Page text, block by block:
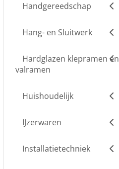
Handgereedschap
Hang- en Sluitwerk
Hardglazen klepramen en
valramen
Huishoudelijk
IJzerwaren
Installatietechniek